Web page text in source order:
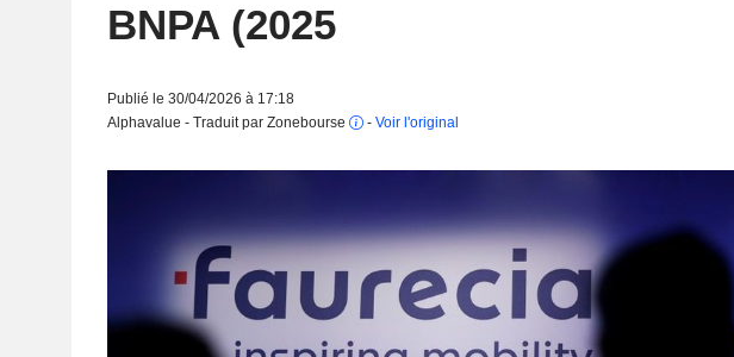
BNPA (2025
Publié le 30/04/2026 à 17:18
Alphavalue - Traduit par Zonebourse
- Voir l'original